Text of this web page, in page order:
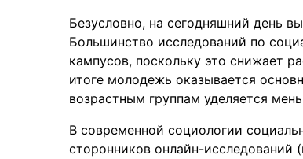
Безусловно, на сегодняшний день
Большинство исследований по
кампусов, поскольку это снижает
итоге молодежь оказывается
возрастным группам уделяется
В современной социологии
сторонников онлайн-